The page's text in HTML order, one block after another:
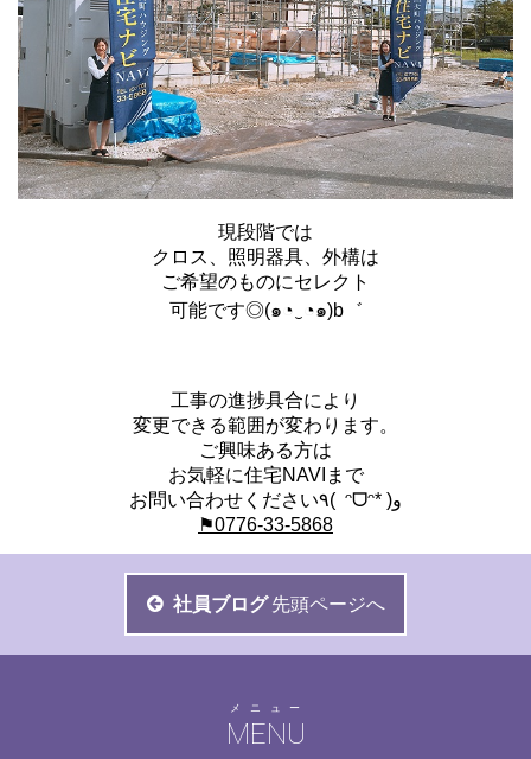
現段階では
クロス、照明器具、外構は
ご希望のものにセレクト
可能です◎(๑◔‿◔๑)b゛
工事の進捗具合により
変更できる範囲が変わります。
ご興味ある方は
お気軽に住宅NAVIまで
お問い合わせください٩( ᵔᗜᵔ* )و
⚑0776-33-5868
社員ブログ 先頭ページへ
MENU
メニュー